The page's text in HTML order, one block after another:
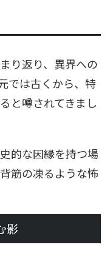
り返り、異界への
では古くから、特
と噂されてきまし
的な因縁を持つ場
筋の凍るような怖
影